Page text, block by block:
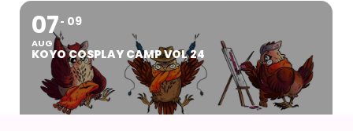
07
AUG
09
KOYO COSPLAY CAMP VOL 24